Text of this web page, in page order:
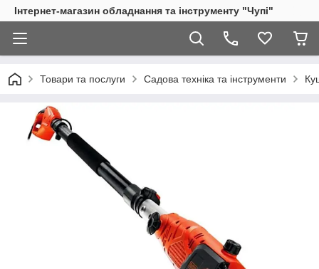
Інтернет-магазин обладнання та інструменту "Чупі"
Товари та послуги Садова техніка та інструменти